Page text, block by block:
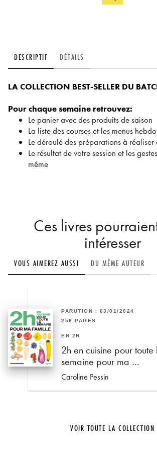
DESCRIPTIF DÉTAILS
LA COLLECTION BEST-SELLER DU
Pour chaque semaine retrouvez:
Le panier avec des produits de saison
La liste des courses et les menus
Le déroulé des préparations à
Le résultat de votre session et les
même
Ces livres
intéresser
VOUS AIMEREZ AUSSI DU MÊME AUTEUR
PARUTION : 03/01/2024
256 PAGES
EN 2H
2h en cuisine pour toute
semaine pour ma …
Caroline Pessin
VOIR TOUTE LA COLLECTION